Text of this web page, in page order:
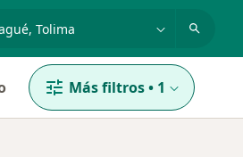
Bogotá
Más filtros• 1